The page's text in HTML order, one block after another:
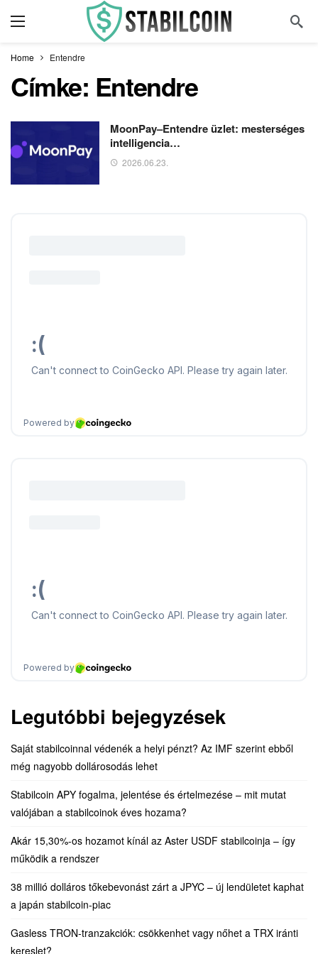
Home Entendre
Címke: Entendre
MoonPay–Entendre üzlet: mesterséges
intelligencia…
2026.06.23.
Legutóbbi bejegyzések
Saját stabilcoinnal védenék a helyi pénzt? Az IMF szerint ebből
még nagyobb dollárosodás lehet
Stabilcoin APY fogalma, jelentése és értelmezése – mit mutat
valójában a stabilcoinok éves hozama?
Akár 15,30%-os hozamot kínál az Aster USDF stabilcoinja – így
működik a rendszer
38 millió dolláros tőkebevonást zárt a JPYC – új lendületet kaphat
a japán stabilcoin-piac
Gasless TRON-tranzakciók: csökkenhet vagy nőhet a TRX iránti
kereslet?